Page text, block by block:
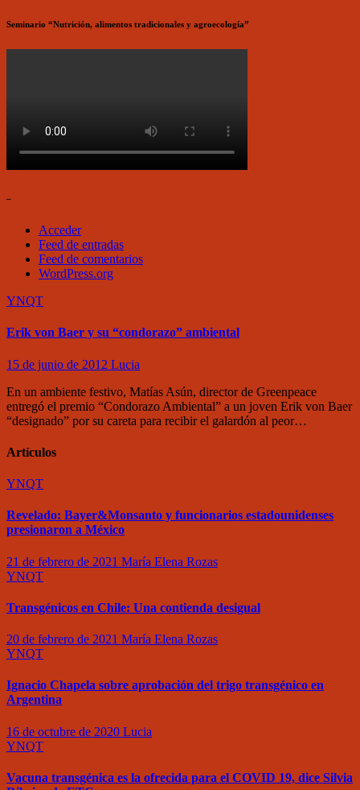
Seminario “Nutrición, alimentos tradicionales y agroecología”
–
Acceder
Feed de entradas
Feed de comentarios
WordPress.org
YNQT
Erik von Baer y su “condorazo” ambiental
15 de junio de 2012 Lucia
En un ambiente festivo, Matías Asún, director de Greenpeace
entregó el premio “Condorazo Ambiental” a un joven Erik von Baer
“designado” por su careta para recibir el galardón al peor…
Artículos
YNQT
Revelado: Bayer&Monsanto y funcionarios estadounidenses
presionaron a México
21 de febrero de 2021 María Elena Rozas
YNQT
Transgénicos en Chile: Una contienda desigual
20 de febrero de 2021 María Elena Rozas
YNQT
Ignacio Chapela sobre aprobación del trigo transgénico en
Argentina
16 de octubre de 2020 Lucia
YNQT
Vacuna transgénica es la ofrecida para el COVID 19, dice Silvia